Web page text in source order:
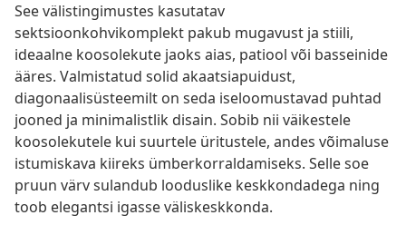
See välistingimustes kasutatav
sektsioonkohvikomplekt pakub mugavust ja stiili,
ideaalne koosolekute jaoks aias, patiool või basseinide
ääres. Valmistatud solid akaatsiapuidust,
diagonaalisüsteemilt on seda iseloomustavad puhtad
jooned ja minimalistlik disain. Sobib nii väikestele
koosolekutele kui suurtele üritustele, andes võimaluse
istumiskava kiireks ümberkorraldamiseks. Selle soe
pruun värv sulandub looduslike keskkondadega ning
toob elegantsi igasse väliskeskkonda.